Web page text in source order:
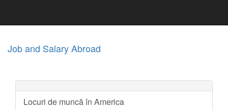
Job and Salary Abroad
Locuri de muncă în America